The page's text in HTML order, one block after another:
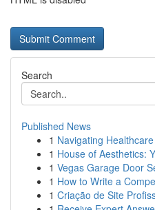
Search
Published News
1 Navigating
1 House of Aesthetics:
1 Vegas Garage Door
1 How to Write a
1 Criação de Site